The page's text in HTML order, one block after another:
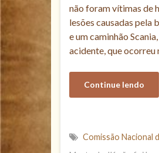
não foram vítimas de
lesões causadas pela
e um caminhão
acidente, que ocorreu
Continue lendo
Comissão Nacional